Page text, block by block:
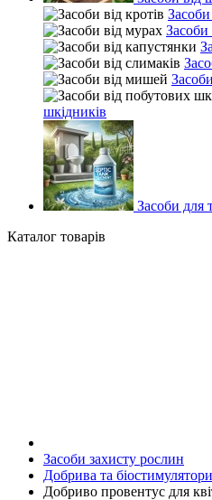
Засоби
Засоби
шкідників
Засоби для
Каталог товарів
Засоби захисту рослин
Добрива та біостимулятори
Добриво провентус для